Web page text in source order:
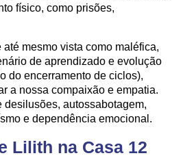
físico, como prisões,
mesmo vista como maléfica,
de aprendizado e evolução
do encerramento de ciclos),
a nossa compaixão e empatia.
desilusões, autossabotagem,
e dependência emocional.
Lilith na Casa 12